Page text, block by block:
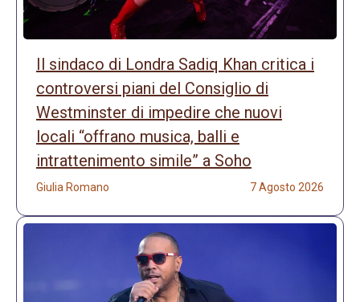
Il sindaco di Londra Sadiq Khan critica i
controversi piani del Consiglio di
Westminster di impedire che nuovi
locali “offrano musica, balli e
intrattenimento simile” a Soho
Giulia Romano 7 Agosto 2026